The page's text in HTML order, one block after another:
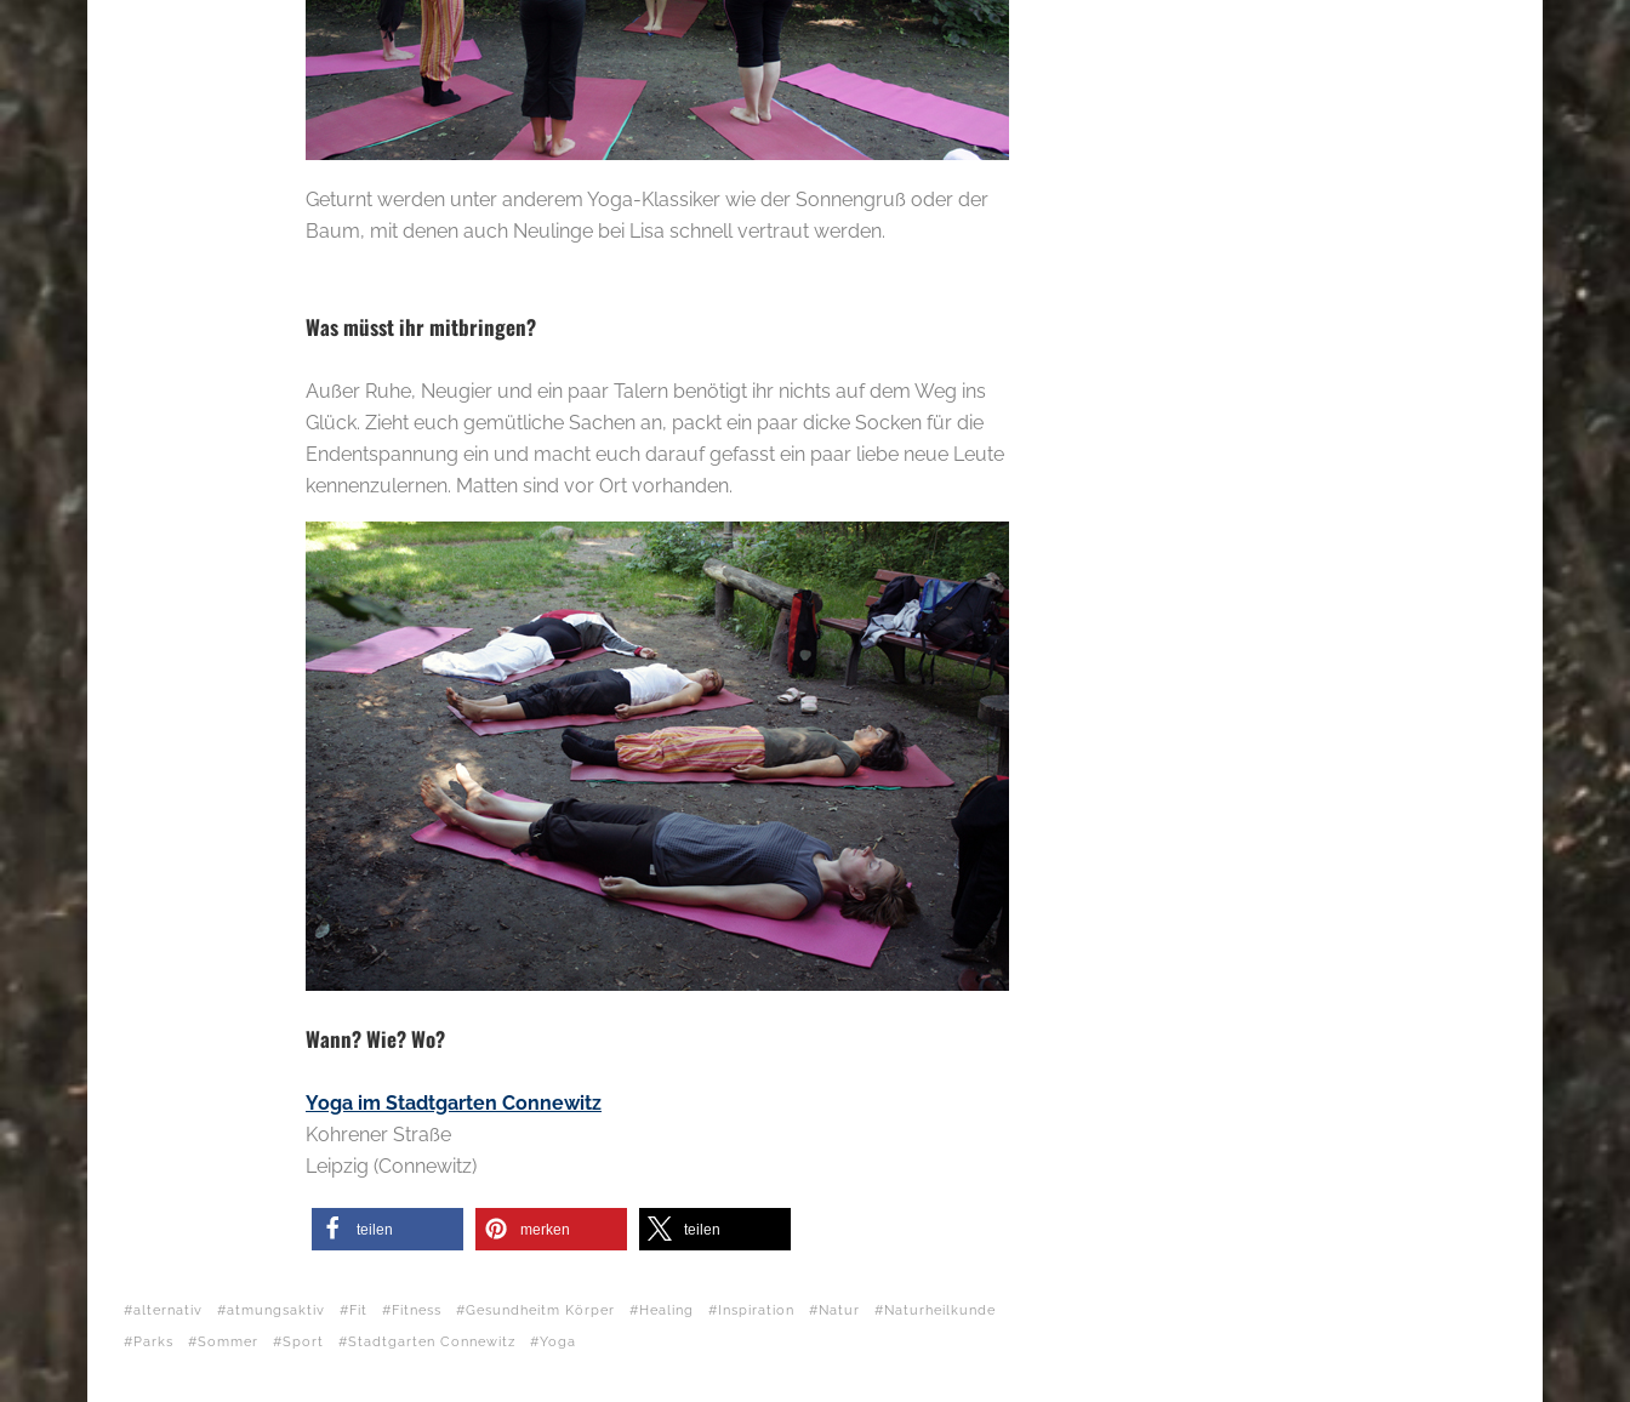
Geturnt werden unter anderem Yoga-Klassiker wie der Sonnengruß oder der
Baum, mit denen auch Neulinge bei Lisa schnell vertraut werden.
Was müsst ihr mitbringen?
Außer Ruhe, Neugier und ein paar Talern benötigt ihr nichts auf dem Weg ins
Glück. Zieht euch gemütliche Sachen an, packt ein paar dicke Socken für die
Endentspannung ein und macht euch darauf gefasst ein paar liebe neue Leute
kennenzulernen. Matten sind vor Ort vorhanden.
Wann? Wie? Wo?
Yoga im Stadtgarten Connewitz
Kohrener Straße
Leipzig (Connewitz)
teilen merken teilen
alternativ atmungsaktiv Fit Fitness Gesundheitm Körper Healing Inspiration Natur
Naturheilkunde
Parks
Sommer Sport Stadtgarten Connewitz Yoga